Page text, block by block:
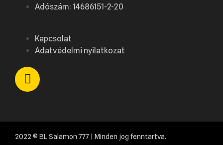
Adószám: 14686151-2-20
Kapcsolat
Adatvédelmi nyilatkozat
2022 © BL Salamon 777 | Minden jog fenntartva.